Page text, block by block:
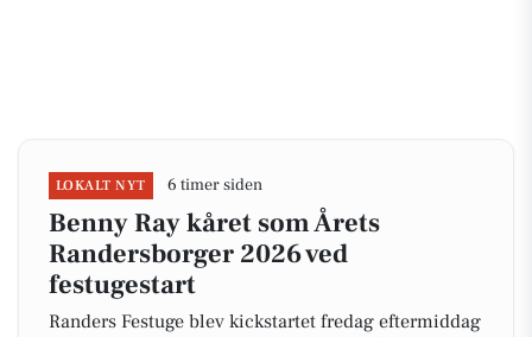
LOKALT NYT 6 timer siden
Benny Ray kåret som Årets
Randersborger 2026 ved
festugestart
Randers Festuge blev kickstartet fredag eftermiddag